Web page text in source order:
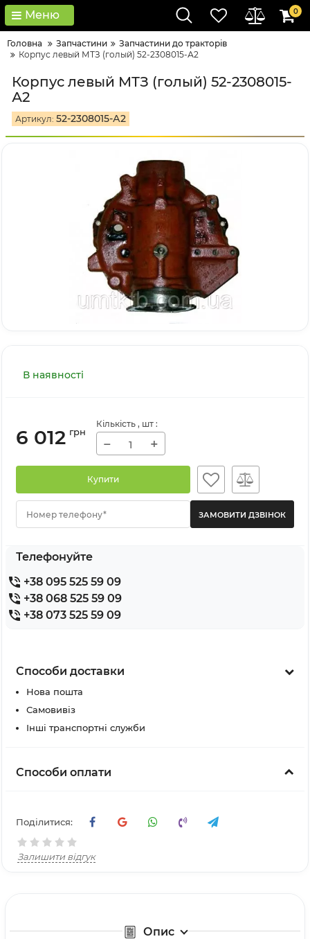
Меню 0
Головна Запчастини
Запчастини до тракторів
Корпус левый МТЗ (голый) 52-2308015-А2
Корпус левый МТЗ (голый) 52-2308015-
А2
Артикул: 52-2308015-А2
В наявності
6 012 грн
Кількість , шт :
− +
Купити
Номер телефону*
Телефонуйте
+38 095 525 59 09
+38 068 525 59 09
+38 073 525 59 09
Способи доставки
Нова пошта
Самовивіз
Інші транспортні служби
Способи оплати
Поділитися:
Залишити відгук
Опис